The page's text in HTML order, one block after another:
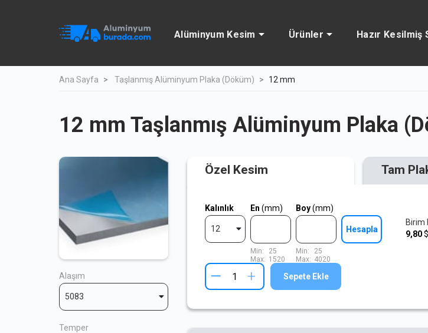
Alüminyum Kesim Ürünler Hazır Kesilmiş
Ana Sayfa Taşlanmış Alüminyum Plaka (Döküm) 12 mm
12 mm Taşlanmış Alüminyum Plaka
Alaşım
5083
Temper
Özel Kesim Tam
Kalınlık
12
En (mm)
Min:
Max:
25
1520
Boy(mm)
Min:
Max:
25
4020
Hesapla
Birim
9,80
+ Sepete Ekle